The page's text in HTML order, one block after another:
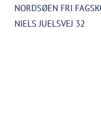
NORDSØEN FRI
NIELS JUELSVEJ 32